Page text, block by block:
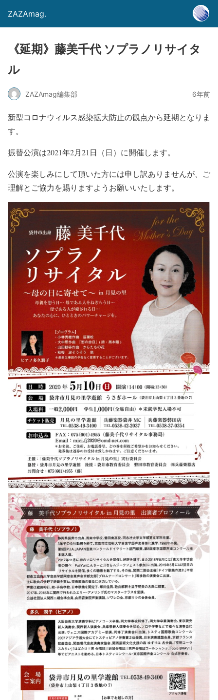
ZAZAmag.
《延期》藤美千代 ソプラノリサイタ
ル
ZAZAmag編集部 6年前
新型コロナウィルス感染拡大防止の観点から延期となりま
す。
振替公演は2021年2月21日（日）に開催します。
公演を楽しみにして頂いた方には申し訳ありませんが、ご
理解とご協力を賜りますようお願いいたします。